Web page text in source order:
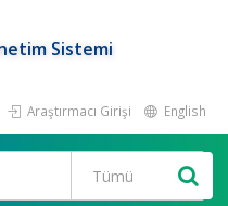
Sistemi
Araştırmacı Girişi English